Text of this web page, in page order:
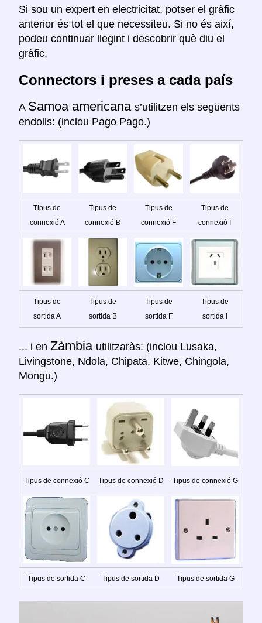
Si sou un expert en electricitat, potser el gràfic
anterior és tot el que necessiteu. Si no és així,
podeu continuar llegint i descobrir què diu el
gràfic.
Connectors i preses a cada país
A Samoa americana s’utilitzen els següents
endolls: (inclou Pago Pago.)
Tipus de
connexió A
Tipus de
connexió B
Tipus de
connexió F
Tipus de
connexió I
Tipus de
sortida A
Tipus de
sortida B
Tipus de
sortida F
Tipus de
sortida I
... i en Zàmbia utilitzaràs: (inclou Lusaka,
Livingstone, Ndola, Chipata, Kitwe, Chingola,
Mongu.)
Tipus de connexió C Tipus de connexió D Tipus de connexió G
Tipus de sortida C Tipus de sortida D Tipus de sortida G